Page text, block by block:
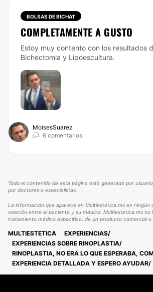
BOLSAS DE BICHAT
COMPLETAMENTE A GUSTO
Estoy muy contento con los resultados
Bichectomia y Lipoescultura.
MoisesSuarez
6 comentarios
Todo el contenido de esta página está generado por
por doctores o especialistas.
La información que aparece en Multiestetica.mx en ningún
relación entre el paciente y su médico. Multiestetica.mx no
tratamiento médico específico, de un producto comercial o
MULTIESTETICA
EXPERIENCIAS
EXPERIENCIAS SOBRE RINOPLASTIA
RINOPLASTIA, NO ERA LO QUE ESPERABA,
EXPERIENCIA DETALLADA Y ESPERO AYUDAR